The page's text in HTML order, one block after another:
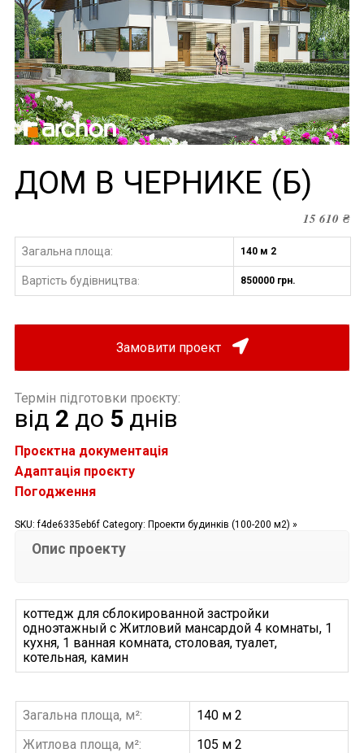
ДОМ В ЧЕРНИКЕ (Б)
15 610₴
Загальна площа: 140 м 2
Вартість будівництва: 850000 грн.
Замовити проект
Термін підготовки проєкту:
від 2 до 5 днів
Проєктна документація
Адаптація проєкту
Погодження
SKU:f4de6335eb6f Category: Проекти будинків (100-200 м2) »
Опис проекту
коттедж для сблокированной застройки
одноэтажный с Житловий мансардой 4 комнаты, 1
кухня, 1 ванная комната, столовая, туалет,
котельная, камин
Загальна площа, м²:
140 м 2
Житлова площа, м²:
105 м 2